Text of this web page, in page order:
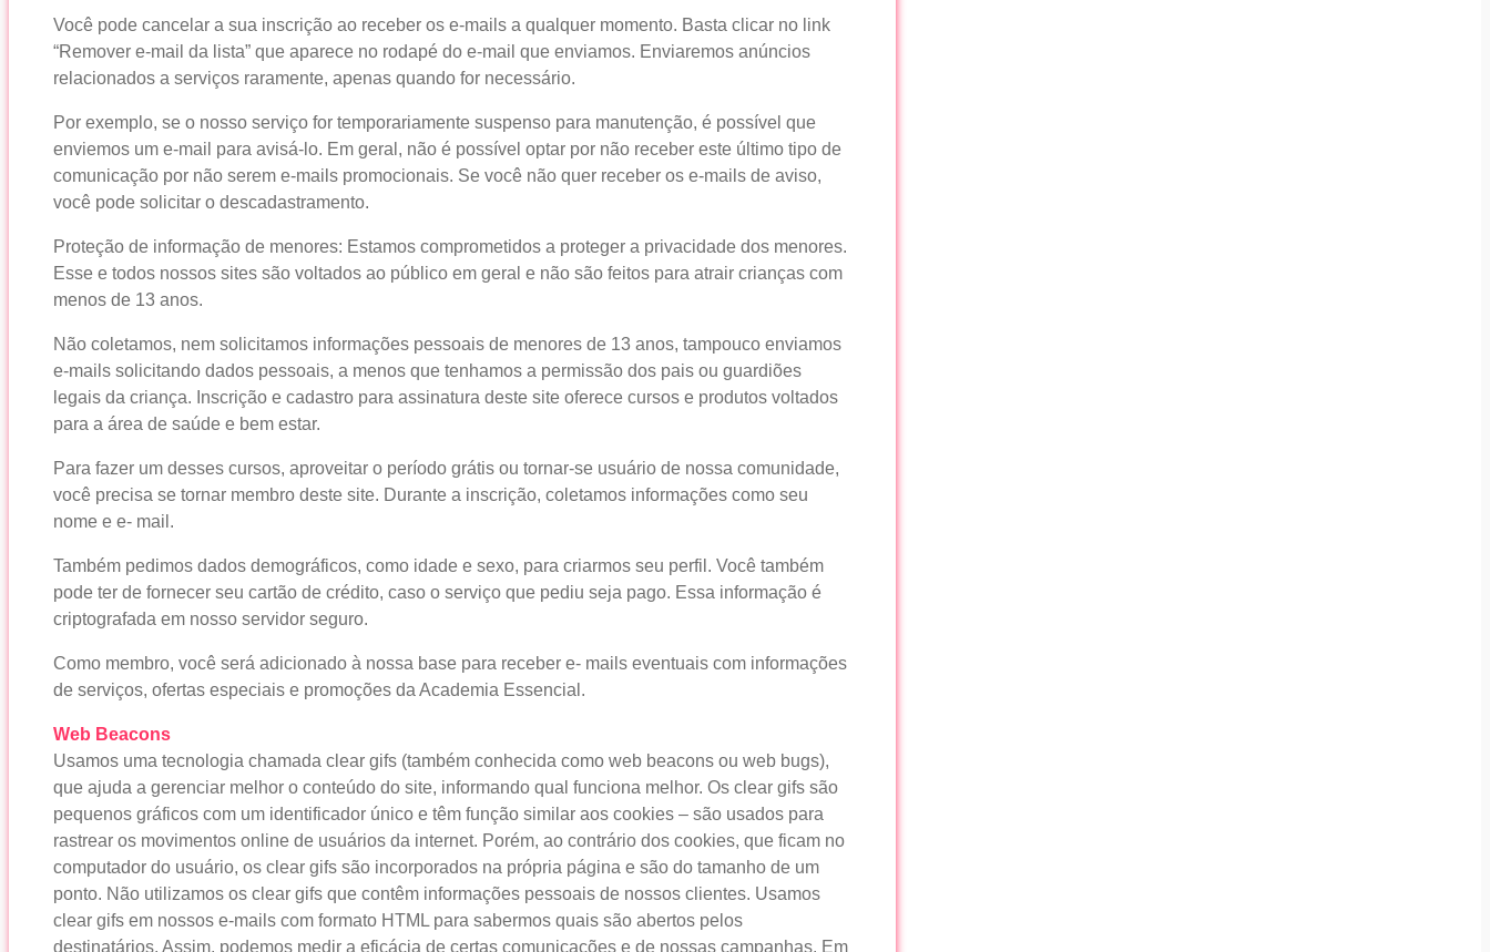
Você pode cancelar a sua inscrição ao receber os e-mails a qualquer momento. Basta clicar no link
“Remover e-mail da lista” que aparece no rodapé do e-mail que enviamos. Enviaremos anúncios
relacionados a serviços raramente, apenas quando for necessário.
Por exemplo, se o nosso serviço for temporariamente suspenso para manutenção, é possível que
enviemos um e-mail para avisá-lo. Em geral, não é possível optar por não receber este último tipo de
comunicação por não serem e-mails promocionais. Se você não quer receber os e-mails de aviso,
você pode solicitar o descadastramento.
Proteção de informação de menores: Estamos comprometidos a proteger a privacidade dos menores.
Esse e todos nossos sites são voltados ao público em geral e não são feitos para atrair crianças com
menos de 13 anos.
Não coletamos, nem solicitamos informações pessoais de menores de 13 anos, tampouco enviamos
e-mails solicitando dados pessoais, a menos que tenhamos a permissão dos pais ou guardiões
legais da criança. Inscrição e cadastro para assinatura deste site oferece cursos e produtos voltados
para a área de saúde e bem estar.
Para fazer um desses cursos, aproveitar o período grátis ou tornar-se usuário de nossa comunidade,
você precisa se tornar membro deste site. Durante a inscrição, coletamos informações como seu
nome e e- mail.
Também pedimos dados demográficos, como idade e sexo, para criarmos seu perfil. Você também
pode ter de fornecer seu cartão de crédito, caso o serviço que pediu seja pago. Essa informação é
criptografada em nosso servidor seguro.
Como membro, você será adicionado à nossa base para receber e- mails eventuais com informações
de serviços, ofertas especiais e promoções da Academia Essencial.
Web Beacons
Usamos uma tecnologia chamada clear gifs (também conhecida como web beacons ou web bugs),
que ajuda a gerenciar melhor o conteúdo do site, informando qual funciona melhor. Os clear gifs são
pequenos gráficos com um identificador único e têm função similar aos cookies – são usados para
rastrear os movimentos online de usuários da internet. Porém, ao contrário dos cookies, que ficam no
computador do usuário, os clear gifs são incorporados na própria página e são do tamanho de um
ponto. Não utilizamos os clear gifs que contêm informações pessoais de nossos clientes. Usamos
clear gifs em nossos e-mails com formato HTML para sabermos quais são abertos pelos
destinatários. Assim, podemos medir a eficácia de certas comunicações e de nossas campanhas. Em